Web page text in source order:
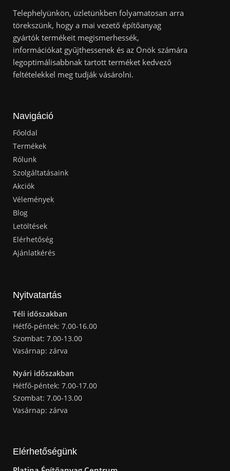
Telephelyünkön, üzletünkben folyamatosan arra
törekszünk, hogy a mai vezető építőanyag
gyártók termékeit megismerhessék,
információkat gyűjthessenek és az Önök számára
legoptimálisabbnak tartott terméket kedvező
feltételekkel meg tudják vásárolni.
Navigáció
Főoldal
Termékek
Rólunk
Szolgáltatásaink
Akciók
Vélemények
Blog
Letöltések
Elérhetőség
Ajánlatkérés
Nyitvatartás
Téli időszakban
Hétfő-péntek: 7.00-16.00
Szombat: 7.00-13.00
Vasárnap: zárva
Nyári időszakban
Hétfő-péntek: 7.00-17.00
Szombat: 7.00-13.00
Vasárnap: zárva
Elérhetőségünk